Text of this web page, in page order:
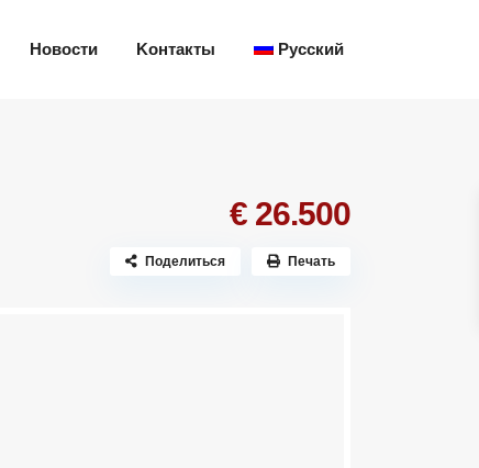
Новости Kонтакты Русский
€ 26.500
Поделиться Печать